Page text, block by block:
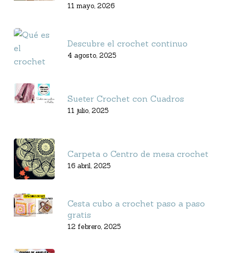
11 mayo, 2026
Descubre el crochet continuo
4 agosto, 2025
Sueter Crochet con Cuadros
11 julio, 2025
Carpeta o Centro de mesa crochet
16 abril, 2025
Cesta cubo a crochet paso a paso
gratis
12 febrero, 2025